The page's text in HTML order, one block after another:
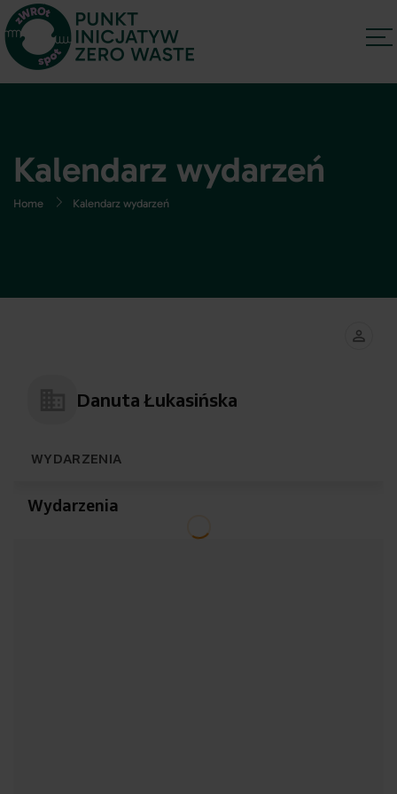
Kalendarz wydarzeń
Home Kalendarz wydarzeń